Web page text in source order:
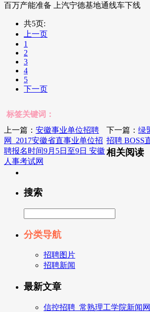
百万产能准备 上汽宁德基地通线车下线
共5页:
上一页
1
2
3
4
5
下一页
标签关键词：
上一篇： 安徽事业单位招聘
网_2017安徽省直事业单位招
聘报名时间9月5日至9日 安徽
人事考试网
下一篇：绿
招聘 BOSS
相关阅读
搜索
分类导航
招聘图片
招聘新闻
最新文章
信控招聘_常熟理工学院新闻网